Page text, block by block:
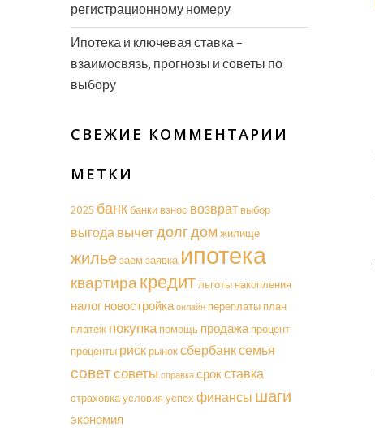
регистрационному номеру
Ипотека и ключевая ставка –
взаимосвязь, прогнозы и советы по
выбору
СВЕЖИЕ КОММЕНТАРИИ
МЕТКИ
2025 банкбанки взнос возврат выбор
выгодавычетдолгдомжилище
жильезаем заявка ипотека
квартиракредитльготы накопления
налог новостройка онлайн переплаты план
платеж покупка помощь продажа процент
проценты рискрыноксбербанксемья
советсоветы справка срокставка
страховкаусловияуспех финансы шаги
экономия